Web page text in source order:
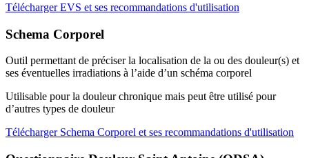
Télécharger EVS et ses recommandations d'utilisation
Schema Corporel
Outil permettant de préciser la localisation de la ou des douleur(s) et
ses éventuelles irradiations à l’aide d’un schéma corporel
Utilisable pour la douleur chronique mais peut être utilisé pour
d’autres types de douleur
Télécharger Schema Corporel et ses recommandations d'utilisation